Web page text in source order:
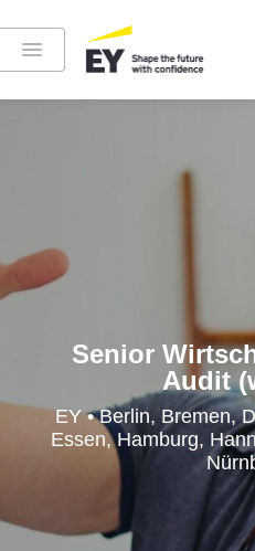
Instagram
LinkedIn
Höre in die EY-Welt rein
EY Careers
der Karriere-
Senior
Audit
EY • Berlin, Bremen,
Essen, Hamburg,